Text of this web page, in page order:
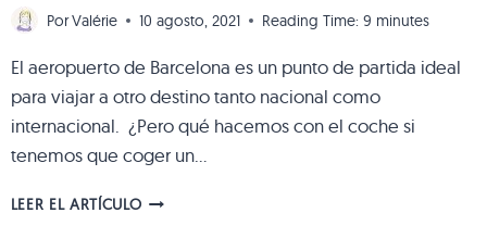
Por Valérie 10 agosto, 2021 Reading Time: 9 minutes
El aeropuerto de Barcelona es un punto de partida ideal
para viajar a otro destino tanto nacional como
internacional. ¿Pero qué hacemos con el coche si
tenemos que coger un…
LEER EL ARTÍCULOPARKING